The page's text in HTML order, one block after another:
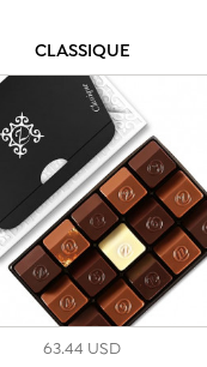
CLASSIQUE
63.44 USD